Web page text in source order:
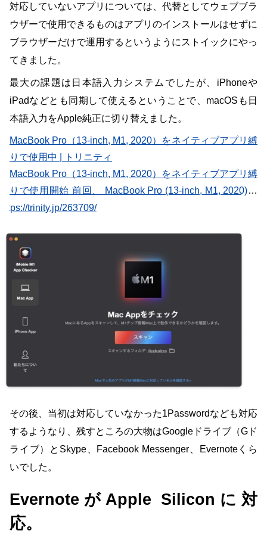
対応していないアプリについては、代替としてウェブブラ
ウザーで使用できるものはアプリのインストールはせずに
ブラウザーだけで運用するというようにストイックにやっ
てきました。
最大の課題は日本語入力システムでしたが、iPhoneや
iPadなどとも同期して使えるということで、macOSも日
本語入力をApple純正に切り替えました。
MacBook Pro（13-inch, M1, 2020）をネイティブアプリ縛
りで使用中 | トリニティ
MacBook Pro（13-inch, M1, 2020）をネイティブアプリ縛
りで使用開始 前回、 MacBook Pro (13-inch, M1, 2020)を
AppleオリジナルSoCである Apple Silicon M1にネイティ
https://trinity.jp/263709/
その後、当初は対応していなかった1Passwordなども対応
するようなり、残すところの大物はGoogleドライブ（Gド
ライブ）とSkype、Facebook Messenger、Evernoteくら
いでした。
EvernoteがApple Siliconに対
応。